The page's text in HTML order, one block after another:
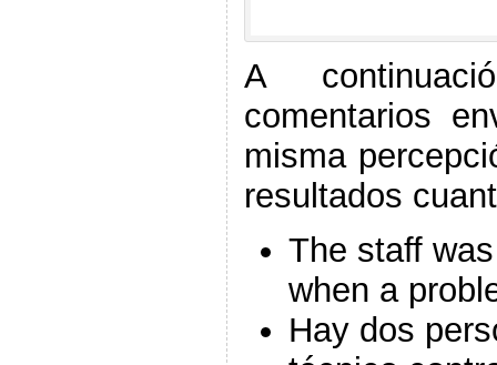
A
comentarios
misma
resultados
The staff
when a
Hay dos